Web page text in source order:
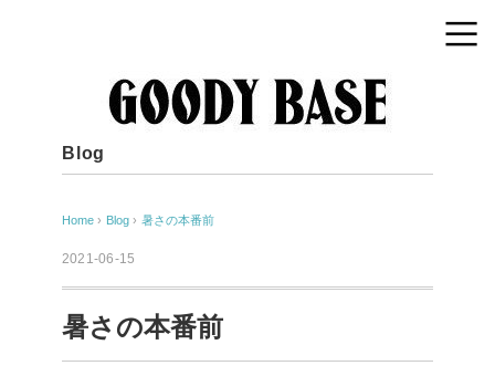
Blog
Home › Blog › 暑さの本番前
2021-06-15
暑さの本番前